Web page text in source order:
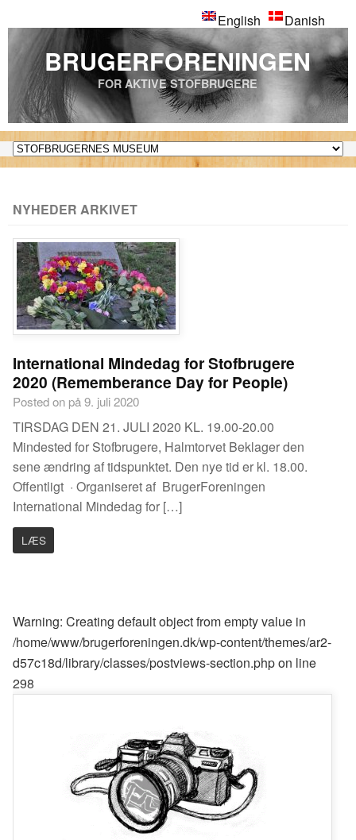
English Danish
BRUGERFORENINGEN
FOR AKTIVE STOFBRUGERE
NYHEDER ARKIVET
International Mindedag for Stofbrugere
2020 (Rememberance Day for People)
Posted on på 9. juli 2020
TIRSDAG DEN 21. JULI 2020 KL. 19.00-20.00
Mindested for Stofbrugere, Halmtorvet Beklager den
sene ændring af tidspunktet. Den nye tid er kl. 18.00.
Offentligt · Organiseret af BrugerForeningen
International Mindedag for […]
LÆS
Warning: Creating default object from empty value in
/home/www/brugerforeningen.dk/wp-content/themes/ar2-
d57c18d/library/classes/postviews-section.phpon line
298